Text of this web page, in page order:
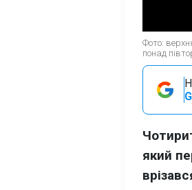
Фото:
понад
який